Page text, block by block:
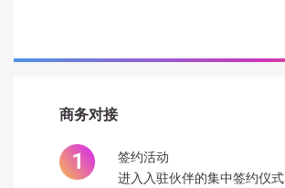
商务对接
签约活动
进入入驻伙伴的集中签约仪式